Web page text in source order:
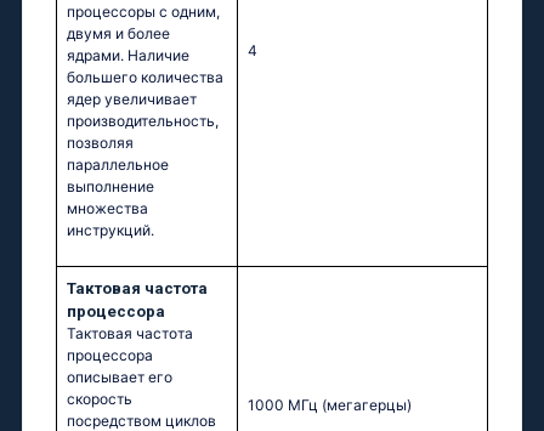
процессоры с одним,
двумя и более
ядрами. Наличие
большего количества
ядер увеличивает
производительность,
позволяя
параллельное
выполнение
множества
инструкций.
4
Тактовая частота
процессора
Тактовая частота
процессора
описывает его
скорость
посредством циклов
1000 МГц (мегагерцы)